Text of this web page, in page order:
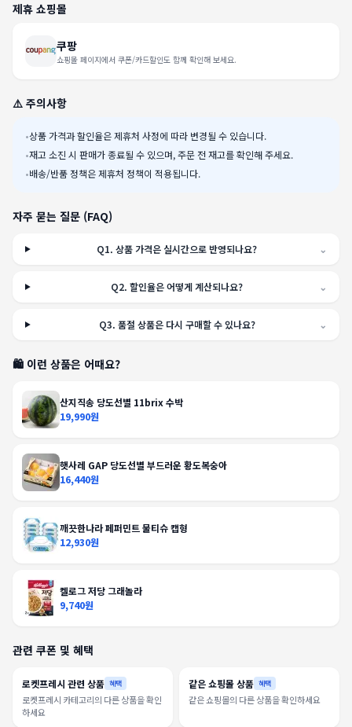
제휴 쇼핑몰
쿠팡
쇼핑몰 페이지에서 쿠폰/카드할인도 함께 확인해 보세요.
⚠️ 주의사항
•상품 가격과 할인율은 제휴처 사정에 따라 변경될 수 있습니다.
•재고 소진 시 판매가 종료될 수 있으며, 주문 전 재고를 확인해 주세요.
•배송/반품 정책은 제휴처 정책이 적용됩니다.
자주 묻는 질문 (FAQ)
Q1.상품 가격은 실시간으로 반영되나요? ⌄
Q2.할인율은 어떻게 계산되나요? ⌄
Q3. 품절 상품은 다시 구매할 수 있나요? ⌄
🛍️ 이런 상품은 어때요?
산지직송 당도선별 11brix 수박
19,990원
햇사레 GAP 당도선별 부드러운 황도복숭아
16,440원
깨끗한나라 페퍼민트 물티슈 캡형
12,930원
켈로그 저당 그래놀라
9,740원
관련 쿠폰 및 혜택
로켓프레시 관련 상품 혜택
로켓프레시 카테고리의 다른 상품을 확인
하세요
같은 쇼핑몰 상품 혜택
같은 쇼핑몰의 다른 상품을 확인하세요